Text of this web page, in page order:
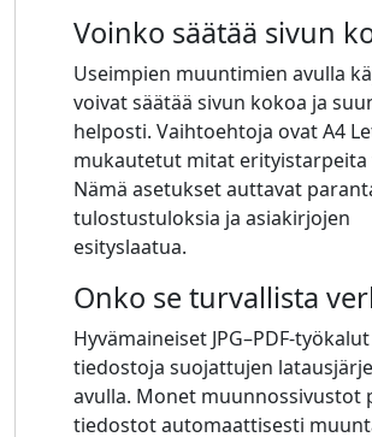
Voinko säätää sivun
Useimpien muuntimien avulla
voivat säätää sivun kokoa ja
helposti. Vaihtoehtoja ovat A4
mukautetut mitat erityistarpeita
Nämä asetukset auttavat
tulostustuloksia ja asiakirjojen
esityslaatua.
Onko se turvallista
Hyvämaineiset JPG–PDF-
tiedostoja suojattujen
avulla. Monet muunnossivustot
tiedostot automaattisesti